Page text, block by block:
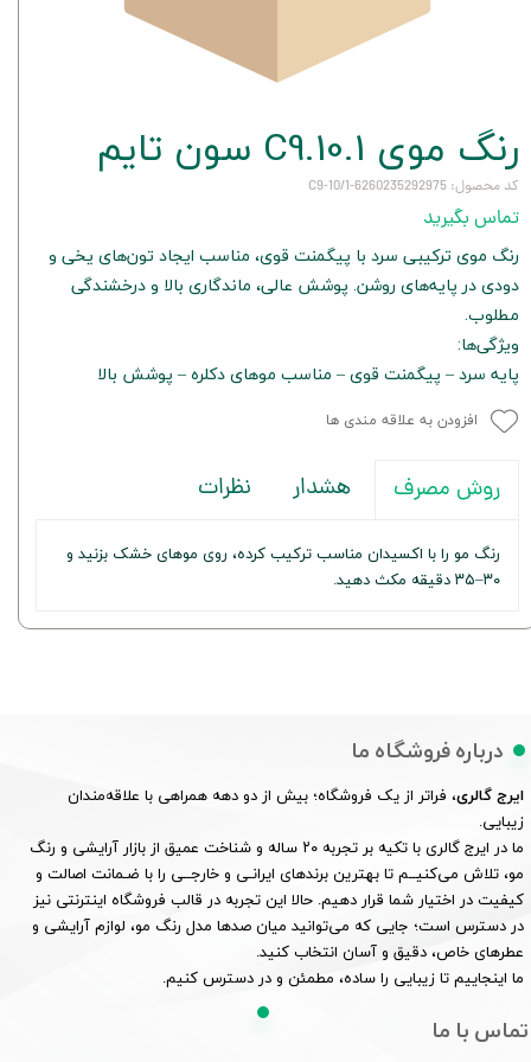
رنگ موی C9.10.1 سون تایم
کد محصول: 6260235292975-C9-10/1
تماس بگیرید
رنگ موی ترکیبی سرد با پیگمنت قوی، مناسب ایجاد تون‌های یخی و
دودی در پایه‌های روشن. پوشش عالی، ماندگاری بالا و درخشندگی
مطلوب.
ویژگی‌ها:
پایه سرد – پیگمنت قوی – مناسب موهای دکلره – پوشش بالا
افزودن به علاقه مندی ها
روش مصرف هشدار نظرات
رنگ مو را با اکسیدان مناسب ترکیب کرده، روی موهای خشک بزنید و
۳۰–۳۵ دقیقه مکث دهید.
درباره فروشگاه ما
ایرج گالری، فراتر از یک فروشگاه؛ بیش از دو دهه همراهی با علاقه‌مندان
زیبایی.
ما در ایرج گالری با تکیه بر تجربه ۲۰ ساله و شناخت عمیق از بازار آرایشی و رنگ
مو، تلاش می‌کنیــم تا بهترین برندهای ایرانـی و خارجــی را با ضـمانت اصالت و
کیفیت در اختیار شما قرار دهیم. حالا این تجربه در قالب فروشگاه اینترنتی نیز
در دسترس است؛ جایی که می‌توانید میان صدها مدل رنگ مو، لوازم آرایشی و
عطرهای خاص، دقیق و آسان انتخاب کنید.
ما اینجاییم تا زیبایی را ساده، مطمئن و در دسترس کنیم.
تماس با ما